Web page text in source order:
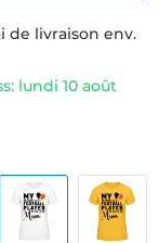
de livraison env.
lundi 10 août